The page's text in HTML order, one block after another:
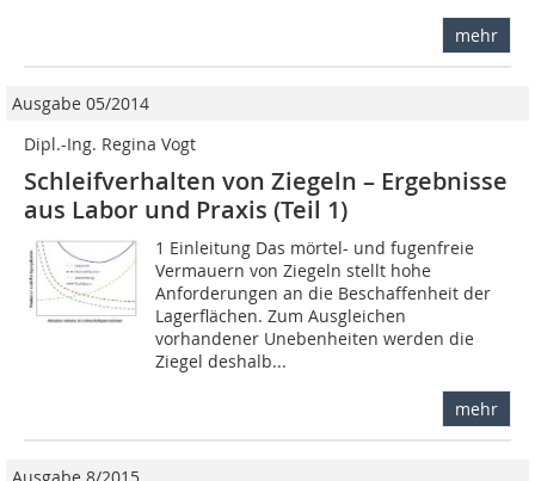
mehr
Ausgabe 05/2014
Dipl.-Ing. Regina Vogt
Schleifverhalten von Ziegeln – Ergebnisse
aus Labor und Praxis (Teil 1)
1 Einleitung Das mörtel- und fugenfreie
Vermauern von Ziegeln stellt hohe
Anforderungen an die Beschaffenheit der
Lagerflächen. Zum Ausgleichen
vorhandener Unebenheiten werden die
Ziegel deshalb...
mehr
Ausgabe 8/2015